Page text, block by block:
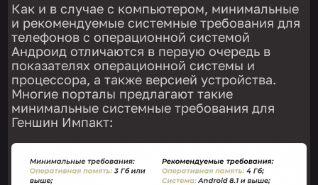
Как и в случае с компьютером, минимальные
и рекомендуемые системные требования для
телефонов с операционной системой
Андроид отличаются в первую очередь в
показателях операционной системы и
процессора, а также версией устройства.
Многие порталы предлагают такие
минимальные системные требования для
Геншин Импакт: